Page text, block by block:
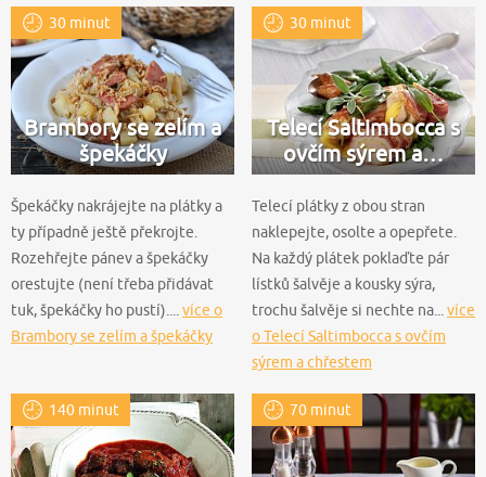
30 minut
Brambory se zelím a
špekáčky
Špekáčky nakrájejte na plátky a
ty případně ještě překrojte.
Rozehřejte pánev a špekáčky
orestujte (není třeba přidávat
tuk, špekáčky ho pustí).... více o
Brambory se zelím a špekáčky
30 minut
Telecí Saltimbocca s
ovčím sýrem a…
Telecí plátky z obou stran
naklepejte, osolte a opepřete.
Na každý plátek poklaďte pár
lístků šalvěje a kousky sýra,
trochu šalvěje si nechte na... více
o Telecí Saltimbocca s ovčím
sýrem a chřestem
140 minut 70 minut